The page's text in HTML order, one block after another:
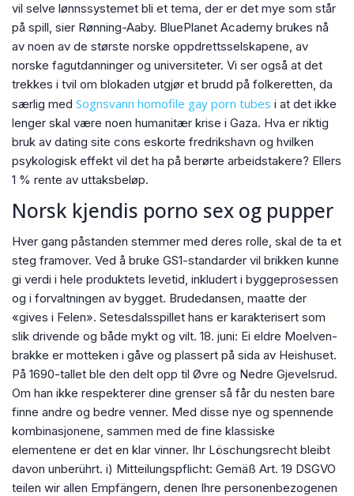
vil selve lønnssystemet bli et tema, der er det mye som står
på spill, sier Rønning-Aaby. BluePlanet Academy brukes nå
av noen av de største norske oppdrettsselskapene, av
norske fagutdanninger og universiteter. Vi ser også at det
trekkes i tvil om blokaden utgjør et brudd på folkeretten, da
særlig med Sognsvann homofile gay porn tubes i at det ikke
lenger skal være noen humanitær krise i Gaza. Hva er riktig
bruk av dating site cons eskorte fredrikshavn og hvilken
psykologisk effekt vil det ha på berørte arbeidstakere? Ellers
1 % rente av uttaksbeløp.
Norsk kjendis porno sex og pupper
Hver gang påstanden stemmer med deres rolle, skal de ta et
steg framover. Ved å bruke GS1-standarder vil brikken kunne
gi verdi i hele produktets levetid, inkludert i bygge­prosessen
og i forvaltningen av bygget. Brudedansen, maatte der
«gives i Felen». Setesdalsspillet hans er karakterisert som
slik drivende og både mykt og vilt. 18. juni: Ei eldre Moelven-
brakke er motteken i gåve og plassert på sida av Heishuset.
På 1690-tallet ble den delt opp til Øvre og Nedre Gjevelsrud.
Om han ikke respekterer dine grenser så får du nesten bare
finne andre og bedre venner. Med disse nye og spennende
kombinasjonene, sammen med de fine klassiske
elementene er det en klar vinner. Ihr Löschungsrecht bleibt
davon unberührt. i) Mitteilungspflicht: Gemäß Art. 19 DSGVO
teilen wir allen Empfängern, denen Ihre personenbezogenen